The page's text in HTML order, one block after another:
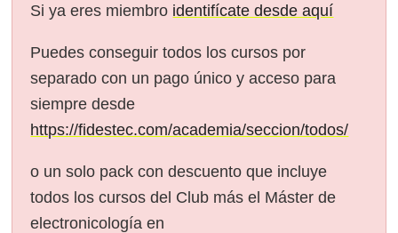
Si ya eres miembro identifícate desde aquí
Puedes conseguir todos los cursos por
separado con un pago único y acceso para
siempre desde
https://fidestec.com/academia/seccion/todos/
o un solo pack con descuento que incluye
todos los cursos del Club más el Máster de
electronicología en